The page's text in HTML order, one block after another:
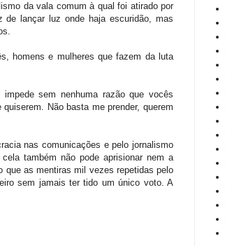
da vala comum à qual foi atirado por
de lançar luz onde haja escuridão, mas
homens e mulheres que fazem da luta
sem nenhuma razão que vocês
Não basta me prender, querem
nas comunicações e pelo jornalismo
também não pode aprisionar nem a
que as mentiras mil vezes repetidas pelo
sem jamais ter tido um único voto. A